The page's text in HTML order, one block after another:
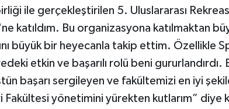
ile gerçekleştirilen 5. Uluslararası
katıldım. Bu organizasyona katılmaktan
büyük bir heyecanla takip ettim. Özellikle
etkin ve başarılı rolü beni gururlandırdı.
başarı sergileyen ve fakültemizi en iyi
Fakültesi yönetimini yürekten kutlarım” diye